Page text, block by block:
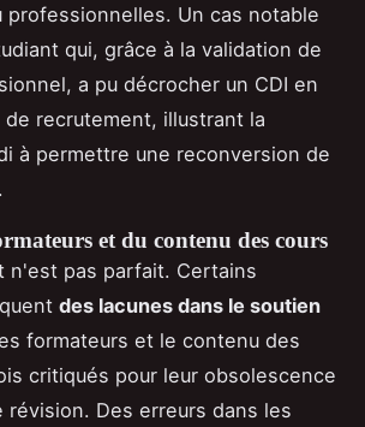
professionnelles. Un cas notable
qui, grâce à la validation de
a pu décrocher un CDI en
recrutement, illustrant la
à permettre une reconversion de
et du contenu des cours
n'est pas parfait. Certains
des lacunes dans le soutien
formateurs et le contenu des
critiqués pour leur obsolescence
révision. Des erreurs dans les